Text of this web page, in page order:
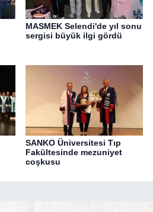
MASMEK Selendi'de yıl sonu
sergisi büyük ilgi gördü
SANKO Üniversitesi Tıp
Fakültesinde mezuniyet
coşkusu